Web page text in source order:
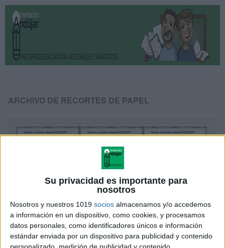
Su privacidad es importante para
nosotros
Nosotros y nuestros 1019 socios almacenamos y/o accedemos
a información en un dispositivo, como cookies, y procesamos
datos personales, como identificadores únicos e información
estándar enviada por un dispositivo para publicidad y contenido
ARCHIVO DE RECORTES DE PAPEL
Vamos a recortar y decorar la clase
especial NAVIDAD VOL.1